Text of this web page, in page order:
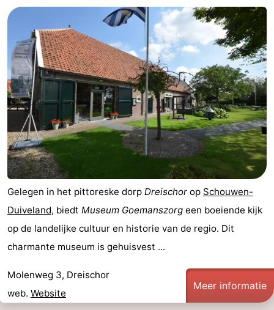
Zwembaden
Fietsen
-
Wandelen
-
Paardrijden
-
Golfbanen
-
Surfen
-
Duiken
Eten
drinken
Evenementen
Praktisch
Jongeren
Gelegen in het pittoreske dorp Dreischor op Schouwen-
Duiveland, biedt Museum Goemanszorg een boeiende kijk
op de landelijke cultuur en historie van de regio. Dit
charmante museum is gehuisvest ...
Molenweg 3, Dreischor
web. Website
Meer informatie